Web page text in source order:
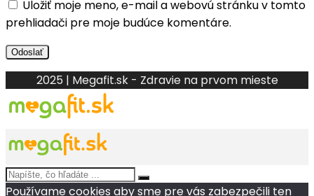
Uložiť moje meno, e-mail a webovú stránku v tomto
prehliadači pre moje budúce komentáre.
2025 | Megafit.sk - Zdravie na prvom mieste
Používame cookies aby sme pre vás zabezpečili ten